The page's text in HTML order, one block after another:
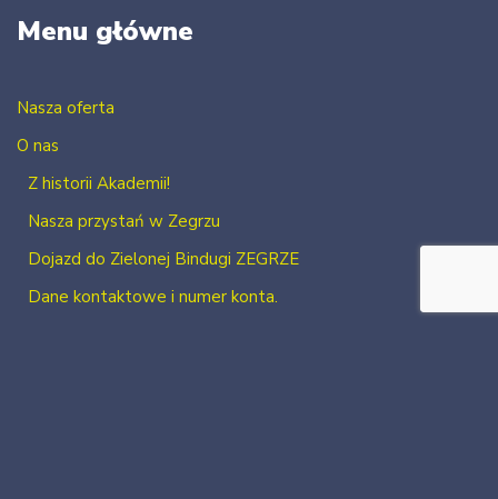
Menu główne
Nasza oferta
O nas
Z historii Akademii!
Nasza przystań w Zegrzu
Dojazd do Zielonej Bindugi ZEGRZE
Dane kontaktowe i numer konta.